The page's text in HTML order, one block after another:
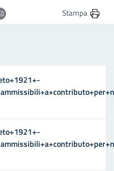
pagina su Facebook
questa pagina su Twitter
questa pagina su Linkedin
Condividi questa pagina via
Stampa